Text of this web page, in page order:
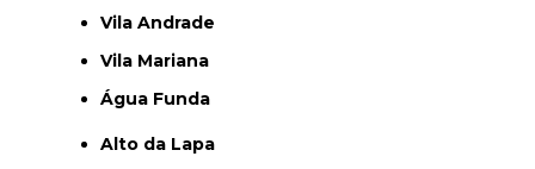
Vila Andrade
Vila Mariana
Água Funda
Alto da Lapa